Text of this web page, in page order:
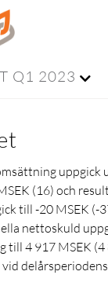
Q1 2023
uppgick
(16) och
till -20 MSEK (-
nettoskuld
till 4 917 MSEK (4